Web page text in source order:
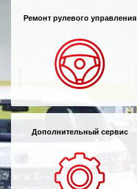
Ремонт рулевого управления
Дополнительный сервис